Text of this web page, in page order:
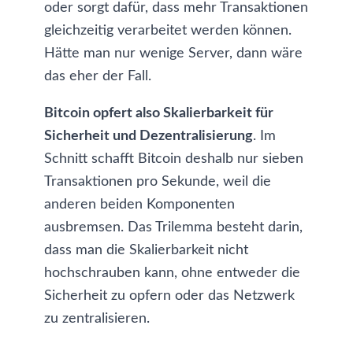
oder sorgt dafür, dass mehr Transaktionen
gleichzeitig verarbeitet werden können.
Hätte man nur wenige Server, dann wäre
das eher der Fall.
Bitcoin opfert also Skalierbarkeit für
Sicherheit und Dezentralisierung. Im
Schnitt schafft Bitcoin deshalb nur sieben
Transaktionen pro Sekunde, weil die
anderen beiden Komponenten
ausbremsen. Das Trilemma besteht darin,
dass man die Skalierbarkeit nicht
hochschrauben kann, ohne entweder die
Sicherheit zu opfern oder das Netzwerk
zu zentralisieren.